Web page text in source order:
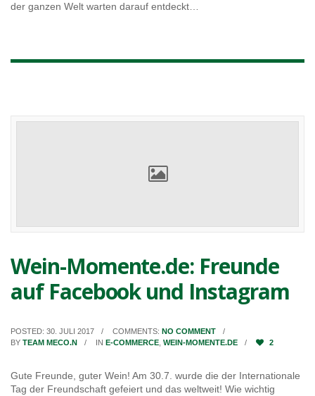
der ganzen Welt warten darauf entdeckt…
Wein-Momente.de: Freunde
auf Facebook und Instagram
POSTED: 30. JULI 2017 COMMENTS: NO COMMENT
BY TEAM MECO.N IN E-COMMERCE WEIN-MOMENTE.DE 2
Gute Freunde, guter Wein! Am 30.7. wurde die der Internationale
Tag der Freundschaft gefeiert und das weltweit! Wie wichtig